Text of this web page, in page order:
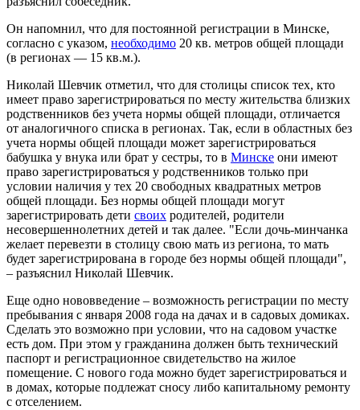
Он напомнил, что для постоянной регистрации в Минске,
согласно с указом, необходимо 20 кв. метров общей площади
(в регионах — 15 кв.м.).
Николай Шевчик отметил, что для столицы список тех, кто
имеет право зарегистрироваться по месту жительства близких
родственников без учета нормы общей площади, отличается
от аналогичного списка в регионах. Так, если в областных без
учета нормы общей площади может зарегистрироваться
бабушка у внука или брат у сестры, то в Минске они имеют
право зарегистрироваться у родственников только при
условии наличия у тех 20 свободных квадратных метров
общей площади. Без нормы общей площади могут
зарегистрировать дети своих родителей, родители
несовершеннолетних детей и так далее. "Если дочь-минчанка
желает перевезти в столицу свою мать из региона, то мать
будет зарегистрирована в городе без нормы общей площади",
– разъяснил Николай Шевчик.
Еще одно нововведение – возможность регистрации по месту
пребывания с января 2008 года на дачах и в садовых домиках.
Сделать это возможно при условии, что на садовом участке
есть дом. При этом у гражданина должен быть технический
паспорт и регистрационное свидетельство на жилое
помещение. С нового года можно будет зарегистрироваться и
в домах, которые подлежат сносу либо капитальному ремонту
с отселением.